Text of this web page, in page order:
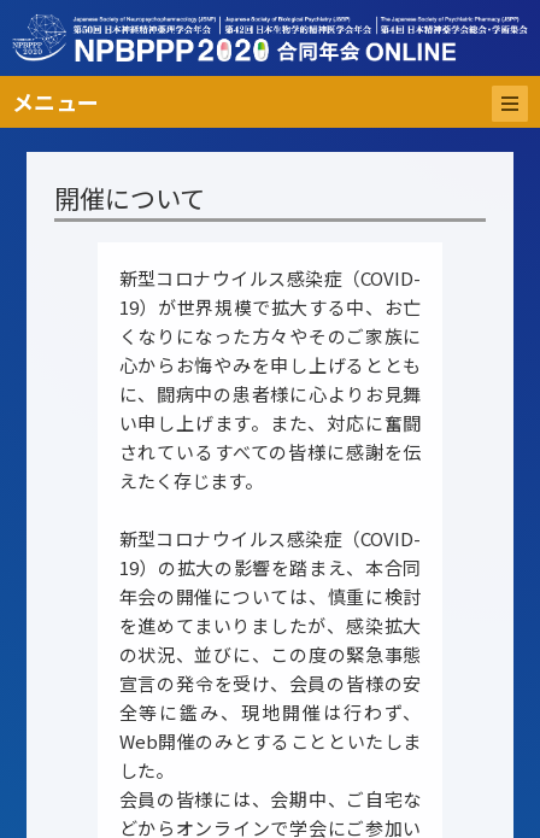
メニュー
開催について
新型コロナウイルス感染症（COVID-
19）が世界規模で拡大する中、お亡
くなりになった方々やそのご家族に
心からお悔やみを申し上げるととも
に、闘病中の患者様に心よりお見舞
い申し上げます。また、対応に奮闘
されているすべての皆様に感謝を伝
えたく存じます。
新型コロナウイルス感染症（COVID-
19）の拡大の影響を踏まえ、本合同
年会の開催については、慎重に検討
を進めてまいりましたが、感染拡大
の状況、並びに、この度の緊急事態
宣言の発令を受け、会員の皆様の安
全等に鑑み、現地開催は行わず、
Web開催のみとすることといたしま
した。
会員の皆様には、会期中、ご自宅な
どからオンラインで学会にご参加い